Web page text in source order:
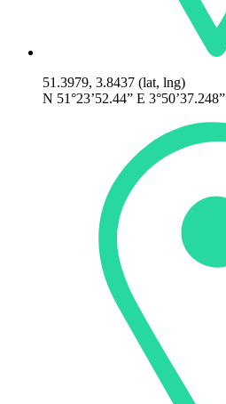
51.3979, 3.8437 (lat, lng)
N 51°23’52.44” E 3°50’37.248”